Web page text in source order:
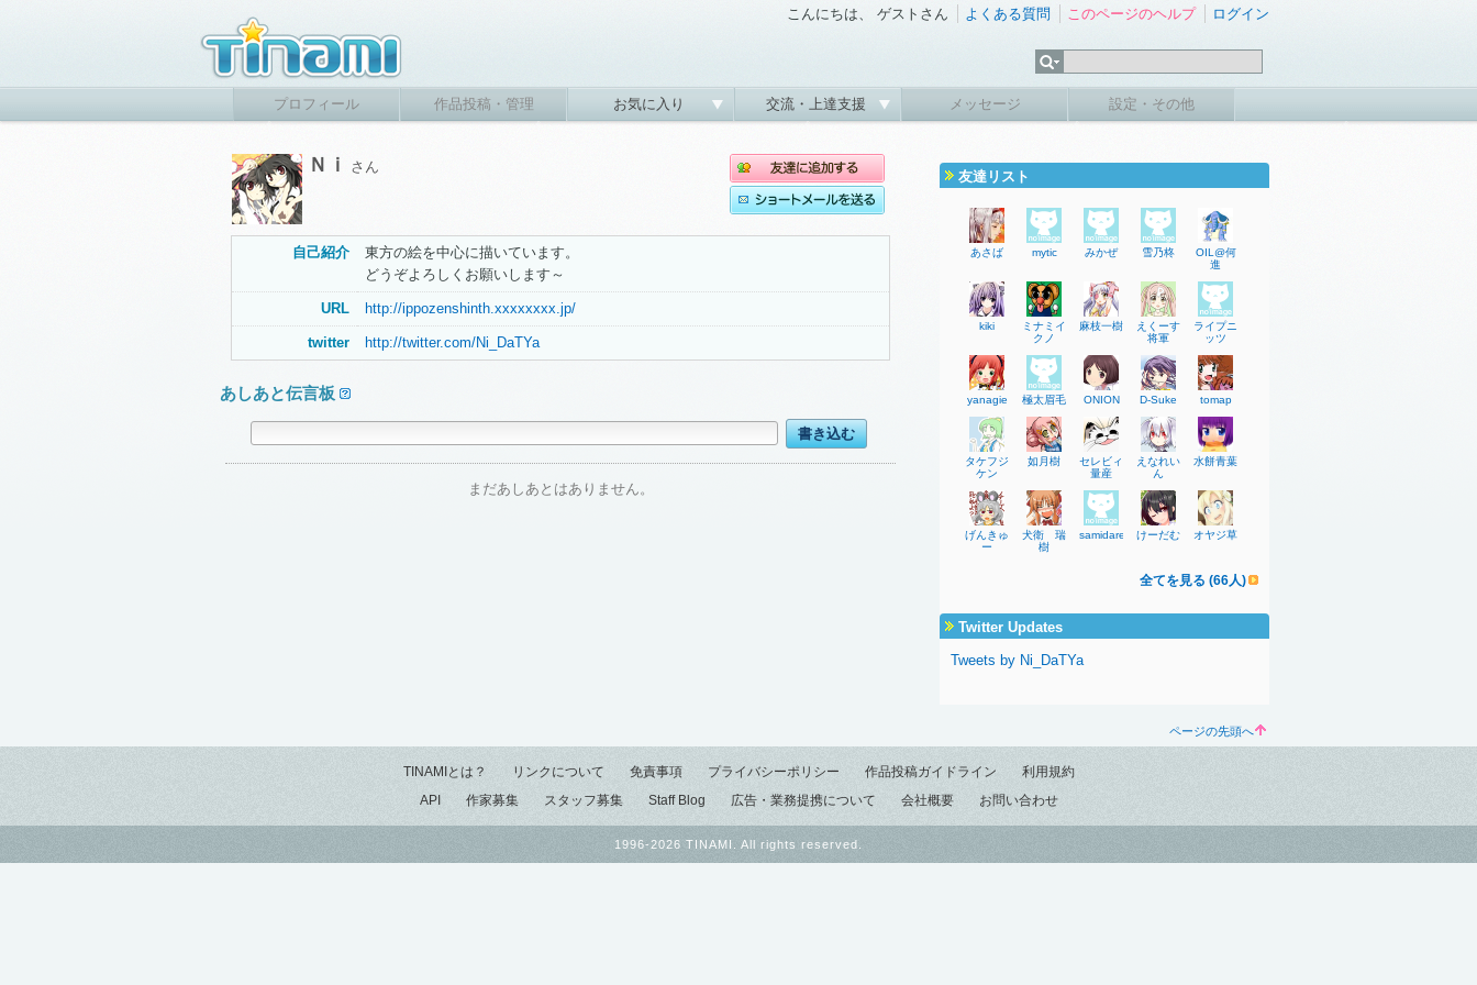
こんにちは、 ゲストさん よくある質問 このページのヘルプ ログイン
プロフィール 作品投稿・管理 お気に入り 交流・上達支援 メッセージ 設定・その他
Ｎｉ さん
自己紹介
東方の絵を中心に描いています。
どうぞよろしくお願いします～
URL http://ippozenshinth.xxxxxxxx.jp/
twitter http://twitter.com/Ni_DaTYa
あしあと伝言板
まだあしあとはありません。
友達リスト
あさば mytic みかぜ 雪乃柊
OIL@何
進
kiki
ミナミイ
クノ
麻枝一樹
えくーす
将軍
ライプニ
ッツ
yanagie 極太眉毛 ONION D-Suke tomap
タケフジ
ケン
如月樹
セレビィ
量産
えなれい
ん
水餅青葉
げんきゅ
ー
犬衛 瑞
樹
samidare_gzgzけーだむ オヤジ草
全てを見る (66人)
Twitter Updates
Tweets by Ni_DaTYa
ページの先頭へ
TINAMIとは？ リンクについて 免責事項 プライバシーポリシー 作品投稿ガイドライン
利用規約
API
作家募集 スタッフ募集 Staff Blog 広告・業務提携について 会社概要 お問い合わせ
1996-2026 TINAMI. All rights reserved.